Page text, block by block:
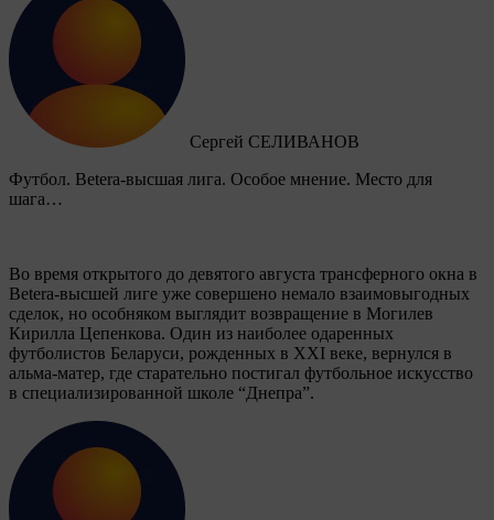
Сергей СЕЛИВАНОВ
Футбол. Betera-высшая лига. Особое мнение. Место для
шага…
Во время открытого до девятого августа трансферного окна в
Betera-высшей лиге уже совершено немало взаимовыгодных
сделок, но особняком выглядит возвращение в Могилев
Кирилла Цепенкова. Один из наиболее одаренных
футболистов Беларуси, рожденных в XXI веке, вернулся в
альма-матер, где старательно постигал футбольное искусство
в специализированной школе “Днепра”.